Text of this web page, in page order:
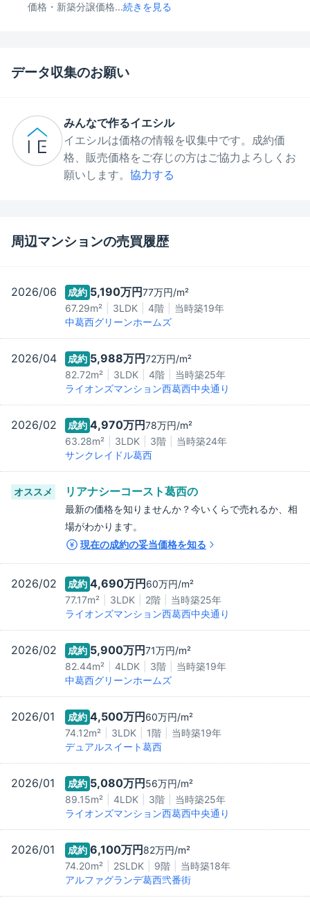
価格・新築分譲価格...続きを見る
データ収集のお願い
みんなで作るイエシル
イエシルは価格の情報を収集中です。成約価
格、販売価格をご存じの方はご協力よろしくお
願いします。 協力する
周辺マンションの売買履歴
2026/06 成約 5,190万円77万円/m²
67.29m²
3LDK 4階 当時築19年
中葛西グリーンホームズ
2026/04 成約 5,988万円72万円/m²
82.72m²
3LDK 4階 当時築25年
ライオンズマンション西葛西中央通り
2026/02 成約 4,970万円78万円/m²
63.28m²
3LDK 3階 当時築24年
サンクレイドル葛西
オススメ リアナシーコースト葛西の
最新の価格を知りませんか？今いくらで売れるか、相
場がわかります。
現在の成約の妥当価格を知る
2026/02 成約 4,690万円 60万円/m²
77.17m²
3LDK 2階 当時築25年
ライオンズマンション西葛西中央通り
2026/02 成約 5,900万円71万円/m²
82.44m²
4LDK 3階 当時築19年
中葛西グリーンホームズ
2026/01 成約 4,500万円 60万円/m²
74.12m²
3LDK 1階 当時築19年
デュアルスイート葛西
2026/01 成約 5,080万円 56万円/m²
89.15m²
4LDK 3階 当時築25年
ライオンズマンション西葛西中央通り
2026/01 成約 6,100万円 82万円/m²
74.20m²
2SLDK 9階 当時築18年
アルファグランデ葛西弐番街